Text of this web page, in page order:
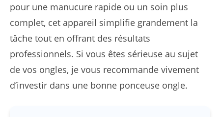
pour une manucure rapide ou un soin plus
complet, cet appareil simplifie grandement la
tâche tout en offrant des résultats
professionnels. Si vous êtes sérieuse au sujet
de vos ongles, je vous recommande vivement
d’investir dans une bonne ponceuse ongle.